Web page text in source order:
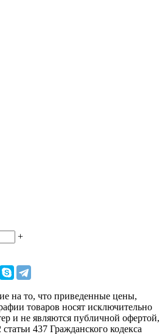
+
на то, что приведенные цены,
товаров носят исключительно
и не являются публичной офертой,
437 Гражданского кодекса